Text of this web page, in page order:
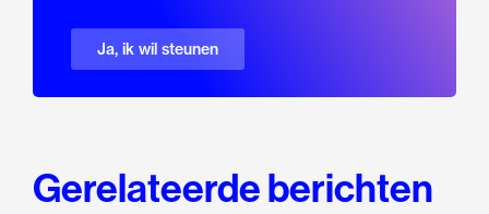
Ja, ik wil steunen
Gerelateerde berichten